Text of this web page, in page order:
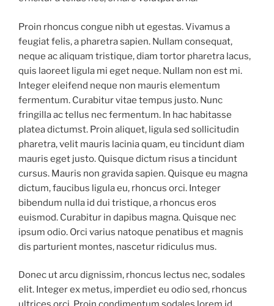
Proin rhoncus congue nibh ut egestas. Vivamus a
feugiat felis, a pharetra sapien. Nullam consequat,
neque ac aliquam tristique, diam tortor pharetra lacus,
quis laoreet ligula mi eget neque. Nullam non est mi.
Integer eleifend neque non mauris elementum
fermentum. Curabitur vitae tempus justo. Nunc
fringilla ac tellus nec fermentum. In hac habitasse
platea dictumst. Proin aliquet, ligula sed sollicitudin
pharetra, velit mauris lacinia quam, eu tincidunt diam
mauris eget justo. Quisque dictum risus a tincidunt
cursus. Mauris non gravida sapien. Quisque eu magna
dictum, faucibus ligula eu, rhoncus orci. Integer
bibendum nulla id dui tristique, a rhoncus eros
euismod. Curabitur in dapibus magna. Quisque nec
ipsum odio. Orci varius natoque penatibus et magnis
dis parturient montes, nascetur ridiculus mus.
Donec ut arcu dignissim, rhoncus lectus nec, sodales
elit. Integer ex metus, imperdiet eu odio sed, rhoncus